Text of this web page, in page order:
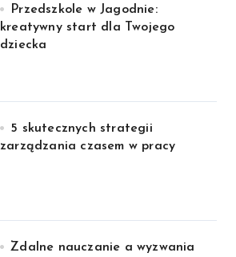
Przedszkole w Jagodnie:
kreatywny start dla Twojego
dziecka
5 skutecznych strategii
zarządzania czasem w pracy
Zdalne nauczanie a wyzwania